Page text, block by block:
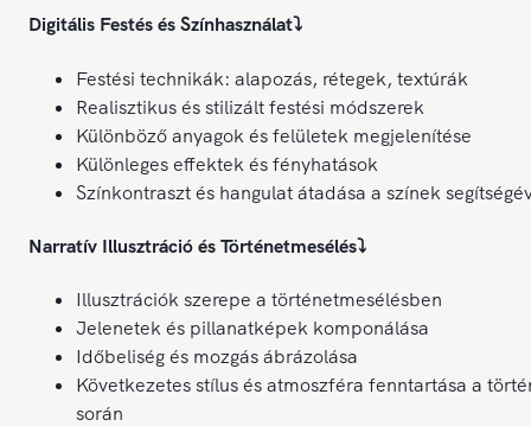
Digitális Festés és Színhasználat⤵️
Festési technikák: alapozás, rétegek, textúrák
Realisztikus és stilizált festési módszerek
Különböző anyagok és felületek megjelenítése
Különleges effektek és fényhatások
Színkontraszt és hangulat átadása a színek
Narratív Illusztráció és Történetmesélés⤵️
Illusztrációk szerepe a történetmesélésben
Jelenetek és pillanatképek komponálása
Időbeliség és mozgás ábrázolása
Következetes stílus és atmoszféra fenntartása a
során